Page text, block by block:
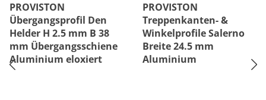
PROVISTON
Übergangsprofil Den
Helder H 2.5 mm B 38
mm Übergangsschiene
Aluminium eloxiert
PROVISTON
Treppenkanten- &
Winkelprofile Salerno
Breite 24.5 mm
Aluminium